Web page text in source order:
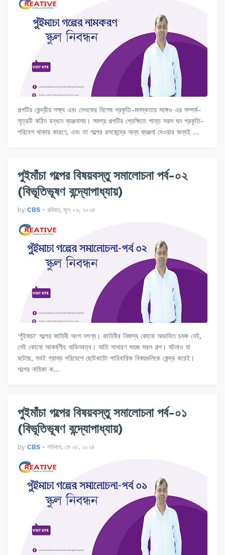
গল্পটির কেন্দ্রীয় লক্ষ্য এবং লেখকের বিশেষ প্রকৃতি-মনস্কতার সঙ্গেও এর সম্পর্ক-
সূত্রটি কঠিন বন্ধনে ব্যঞ্জনাময়। সমগ্র গল্পটির প্রেক্ষিতে শান্ত সরল ঘন প্রকৃতি-
পরিবেশ থাকার কারণে, এবং তা গল্পের রসকেন্দ্রে অন্য ব্যঞ্জনা দেওয়ার জন্যই …
পুইমাঁচা গল্পের বিষয়বস্তু সমালোচনা পর্ব-০২
(বিভূতিভূষণ বন্দ্যোপাধ্যায়)
by CBS • রবিবার, জুন ০৯, ২০২৪
'পুঁইমাচা' গল্পের কাহিনী অংশ নগণ্য। কাহিনীর নিজস্ব কোনো অভাবিত চমক নেই,
নেই কোনো আকর্ষণীয় অভিনবত্ব। অতি সাধারণ সহজ সরল গল্প। ঘটনাও যা
ঘটেছে, সবই গ্রাম্য পরিবেশে ছোটখাটো পারিবারিক বিষয়গুলিকে কেন্দ্র করেই।
গল্পের নায়িকা ক…
পুইমাঁচা গল্পের বিষয়বস্তু সমালোচনা পর্ব-০১
(বিভূতিভূষণ বন্দ্যোপাধ্যায়)
by CBS • শনিবার, মে ২৫, ২০২৪